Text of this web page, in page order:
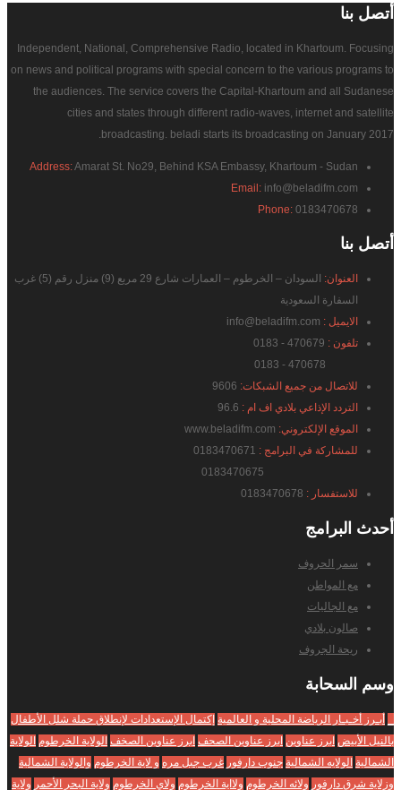
أتصل بنا
Independent, National, Comprehensive Radio, located in Khartoum. Focusing
on news and political programs with special concern to the various programs to
the audiences. The service covers the Capital-Khartoum and all Sudanese
cities and states through different radio-waves, internet and satellite
broadcasting. beladi starts its broadcasting on January 2017.
Address:Amarat St. No29, Behind KSA Embassy, Khartoum - Sudan
Email: info@beladifm.com
Phone: 0183470678
أتصل بنا
العنوان:
السودان – الخرطوم – العمارات شارع 29 مربع (9) منزل رقم (5) غرب
السفارة السعودية
الايميل :
تلفون :
للاتصال من جميع الشبكات:
التردد الإذاعي بلادي اف ام :
الموقع الإلكتروني:
للمشاركة في البرامج :
للاستفسار :
أحدث البرامج
سمر الحروف
مع المواطن
مع الجاليات
صالون بلادي
ريحة الجروف
وسم السحابة
أبـرز أخـبـار الرياضة المحلية و العالمية إكتمال الإستعدادات لإنطلاق حملة شلل الأطفال
بالنيل الأبيض ابرز عناوين ابرز عناوين الصحف ابرز عناوين الصخف الولاية الخرطوم الولاية
الشمالية الولايه الشمالية جنوب دارفور غرب جبل مره و لاية الخرطوم والولاية الشمالية
وزلاية شرق دارفور ولائه الخرطوم ولااية الخرطوم ولاي الخرطوم ولاية البحر الأحمر ولاية